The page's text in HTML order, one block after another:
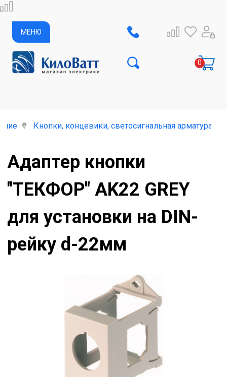
МЕНЮ
Кнопки, концевики, светосигнальная арматура
Адаптер кнопки
"ТЕКФОР" AK22 GREY
для установки на DIN-
рейку d-22мм